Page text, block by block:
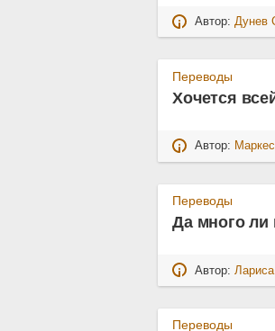
Автор:Дунев
Переводы
Хочется
Автор:
Переводы
Да много ли
Автор:
Переводы